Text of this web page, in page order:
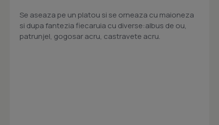
Se aseaza pe un platou si se orneaza cu maioneza
si dupa fantezia fiecaruia cu diverse:albus de ou,
patrunjel, gogosar acru, castravete acru.